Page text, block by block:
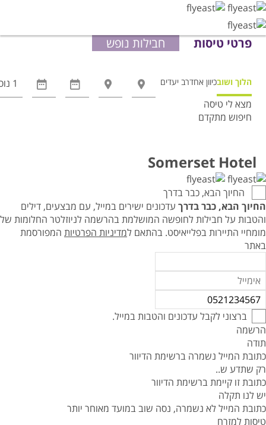
פרטי טיסות חבילות נופש
הלוך ושובכיוון אחדרב יעדים
מצא לי טיסה
חיפוש מתקדם
הנוספות
מוצגות
לפני
הכפתור
Somerset Hotel
החיוך הבא, כבר בדרך
החיוך הבא, כבר בדרך עדכונים ישירים במייל, עם מבצעים, דילים
והטבות על חבילות לחופשה המושלמת בהרשמה לניוזלטר החלומות של
מומחיי התיירות בפלייאיסט. בהתאם למדיניות הפרטיות המפורסמת
באתר
ברצוני לקבל עדכונים והטבות במייל.
הרשמה
תודה
כתובת המייל נשמרה ברשימת הדיוור
רק שתדע ש..
כתובת זו קיימת ברשימת הדיוור
יש לנו תקלה
כתובת המייל לא נשמרה, נסה שוב במועד מאוחר יותר
טיסות למזרח